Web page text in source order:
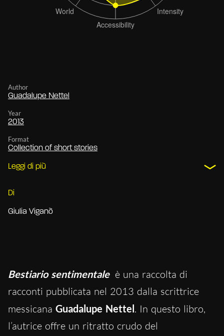
Author
Guadalupe Nettel
Year
2013
Format
Collection of short stories
Leggi di più
Di
Giulia Viganò
Bestiario sentimentale è una raccolta di
racconti pubblicata nel 2013 dalla scrittrice
messicana Guadalupe Nettel. In questo libro,
l’autrice offre un ritratto crudo del